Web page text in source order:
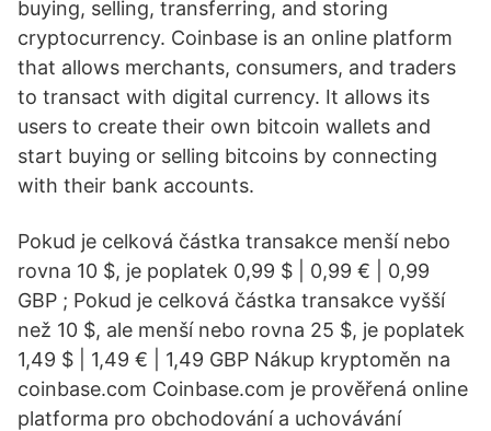
buying, selling, transferring, and storing
cryptocurrency. Coinbase is an online platform
that allows merchants, consumers, and traders
to transact with digital currency. It allows its
users to create their own bitcoin wallets and
start buying or selling bitcoins by connecting
with their bank accounts.
Pokud je celková částka transakce menší nebo
rovna 10 $, je poplatek 0,99 $ | 0,99 € | 0,99
GBP ; Pokud je celková částka transakce vyšší
než 10 $, ale menší nebo rovna 25 $, je poplatek
1,49 $ | 1,49 € | 1,49 GBP Nákup kryptoměn na
coinbase.com Coinbase.com je prověřená online
platforma pro obchodování a uchovávání